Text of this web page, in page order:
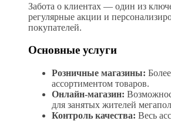
Забота о клиентах — один из
регулярные акции и
покупателей.
Основные услуги
Розничные магазины:
ассортиментом товаров.
Онлайн-магазин:
для занятых жителей
Контроль качества: Весь